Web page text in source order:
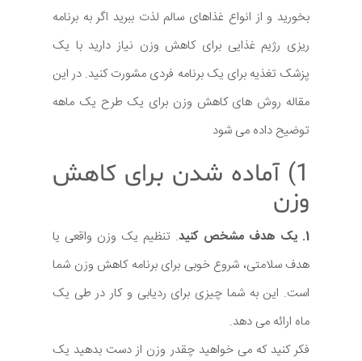
بخورید و از انواع غذاهای سالم لذت ببرید اگر به برنامه
ریزی رژیم غذایی برای کاهش وزن نیاز دارید با یک
پزشک تغذیه برای یک برنامه فردی مشورت کنید. در این
مقاله روش های کاهش وزن برای یک طرح یک ماهه
توضیح داده می شود
1) آماده شدن برای کاهش
وزن
1. یک هدف مشخص کنید
. تنظیم یک وزن واقعی یا
هدف سلامتی، شروع خوبی برای برنامه کاهش وزن شما
است. این به شما چیزی برای ردیابی و کار در طی یک
ماه ارائه می دهد.
فکر کنید که می خواهید چقدر وزن از دست بدهید یک